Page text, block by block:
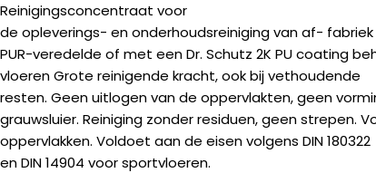
Reinigingsconcentraat voor
de opleverings- en onderhoudsreiniging van af- fabriek
PUR-veredelde of met een Dr. Schutz 2K PU coating
vloeren Grote reinigende kracht, ook bij vethoudende
resten. Geen uitlogen van de oppervlakten, geen
grauwsluier. Reiniging zonder residuen, geen strepen.
oppervlakken. Voldoet aan de eisen volgens DIN 180322
en DIN 14904 voor sportvloeren.